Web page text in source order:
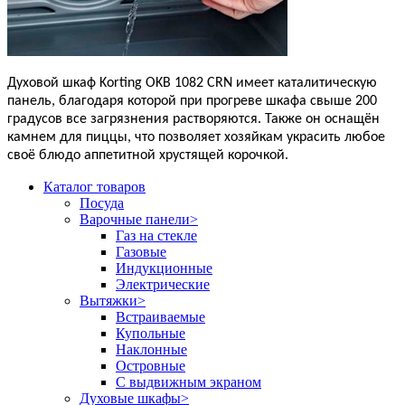
Духовой шкаф Korting OKB 1082 CRN имеет каталитическую
панель, благодаря которой при прогреве шкафа свыше 200
градусов все загрязнения растворяются. Также он оснащён
камнем для пиццы, что позволяет хозяйкам украсить любое
своё блюдо аппетитной хрустящей корочкой.
Каталог товаров
Посуда
Варочные панели>
Газ на стекле
Газовые
Индукционные
Электрические
Вытяжки>
Встраиваемые
Купольные
Наклонные
Островные
С выдвижным экраном
Духовые шкафы>